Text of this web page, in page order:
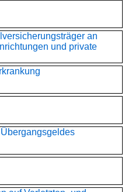
an
und private